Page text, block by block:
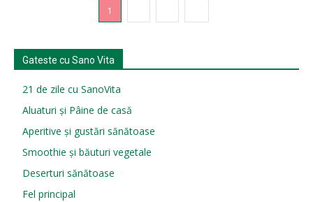
1
Gateste cu Sano Vita
21 de zile cu SanoVita
Aluaturi și Pâine de casă
Aperitive și gustări sănătoase
Smoothie și băuturi vegetale
Deserturi sănătoase
Fel principal